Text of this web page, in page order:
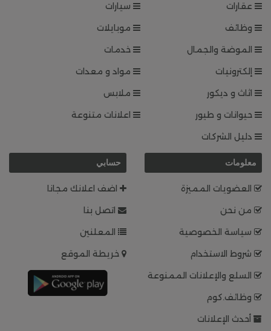
عقارات
سيارات
وظائف
موبايلات
الموضة والجمال
خدمات
إلكترونيات
مواد و معدات
اثاث و ديكور
ملابس
حيوانات و طيور
اعلانات متنوعة
دليل الشركات
معلومات
العضويات المميزة
من نحن
سياسة الخصوصية
شروط الاستخدام
السلع والإعلانات الممنوعة
وظائف.كوم
أحدث الإعلانات
حسابي
اضف اعلانك مجانا
اتصل بنا
المعلنين
خريطة الموقع